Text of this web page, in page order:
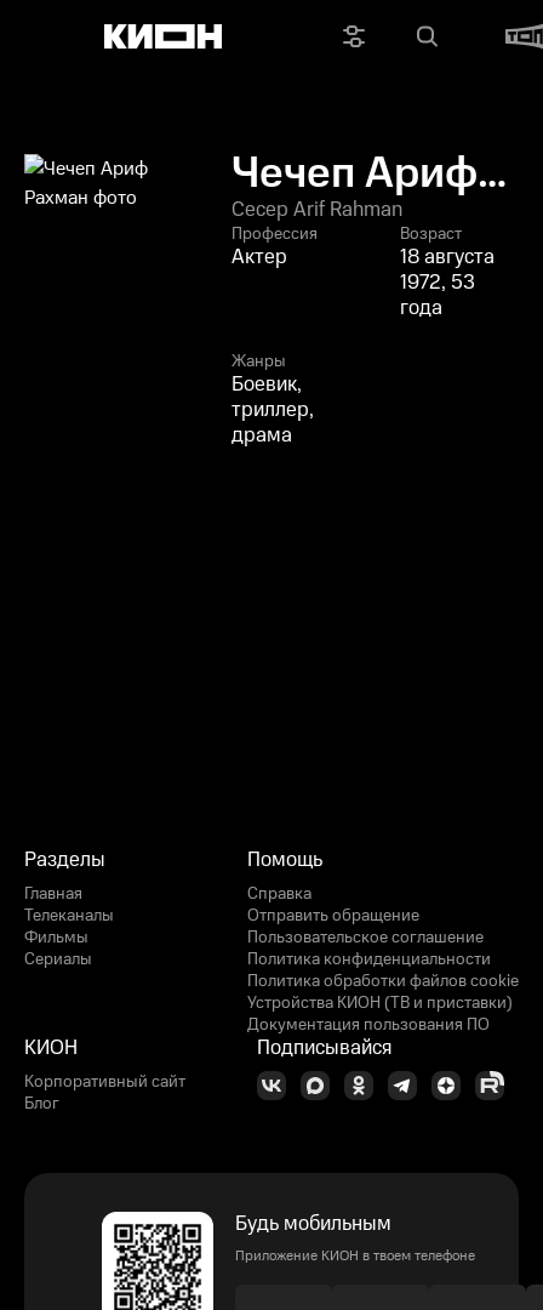
Чечеп Ариф
Рахман
Cecep Arif Rahman
Профессия
Актер
Возраст
18 августа
1972, 53
года
Жанры
Боевик,
триллер,
драма
Разделы
Главная
Телеканалы
Фильмы
Сериалы
Помощь
Справка
Отправить обращение
Пользовательское соглашение
Политика конфиденциальности
Политика обработки файлов cookie
Устройства КИОН (ТВ и приставки)
Документация пользования ПО
КИОН
Корпоративный сайт
Блог
Подписывайся
Будь мобильным
Приложение КИОН в твоем телефоне